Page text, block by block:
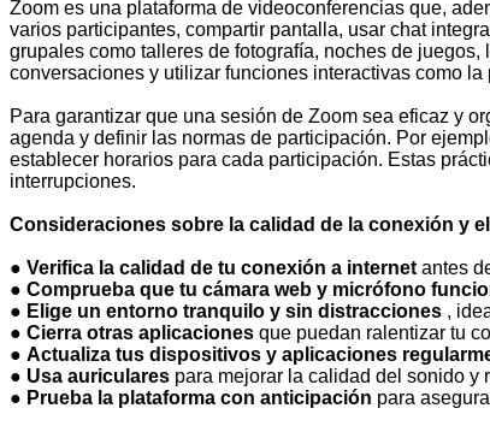
Zoom es una plataforma de videoconferencias que,
varios participantes, compartir pantalla, usar chat
grupales como talleres de fotografía, noches de
conversaciones y utilizar funciones interactivas como
Para garantizar que una sesión de Zoom sea eficaz y
agenda y definir las normas de participación. Por
establecer horarios para cada participación. Estas
interrupciones.
Consideraciones sobre la calidad de la conexión y
● Verifica la calidad de tu conexión a internet antes
● Comprueba que tu cámara web y micrófono
● Elige un entorno tranquilo y sin distracciones ,
● Cierra otras aplicaciones que puedan ralentizar tu
● Actualiza tus dispositivos y aplicaciones
● Usa auriculares para mejorar la calidad del sonido y
● Prueba la plataforma con anticipación para